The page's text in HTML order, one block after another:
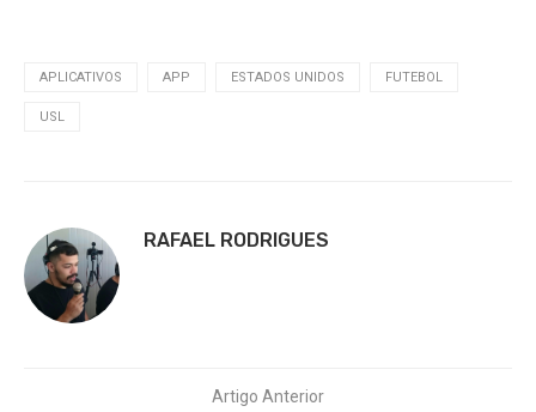
APLICATIVOS APP ESTADOS UNIDOS FUTEBOL
USL
RAFAEL RODRIGUES
Artigo Anterior